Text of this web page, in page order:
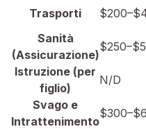
Trasporti
Sanità
(Assicurazione)
Istruzione (per
figlio)
N/D
Svago e
Intrattenimento